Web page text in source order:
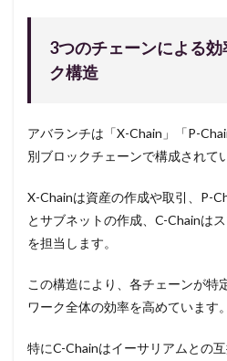
3つのチェーンによる
ク構造
アバランチは「X-Chain」「P-
別ブロックチェーンで構成されて
X-Chainは資産の作成や取引、P-
とサブネットの作成、C-Chainは
を担当します。
この構造により、各チェーンが特
ワーク全体の効率を高めています。
特にC-Chainはイーサリアムとの